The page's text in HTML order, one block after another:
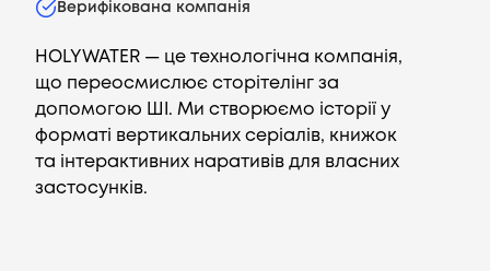
Верифікована компанія
HOLYWATER — це технологічна компанія,
що переосмислює сторітелінг за
допомогою ШІ. Ми створюємо історії у
форматі вертикальних серіалів, книжок
та інтерактивних наративів для власних
застосунків.